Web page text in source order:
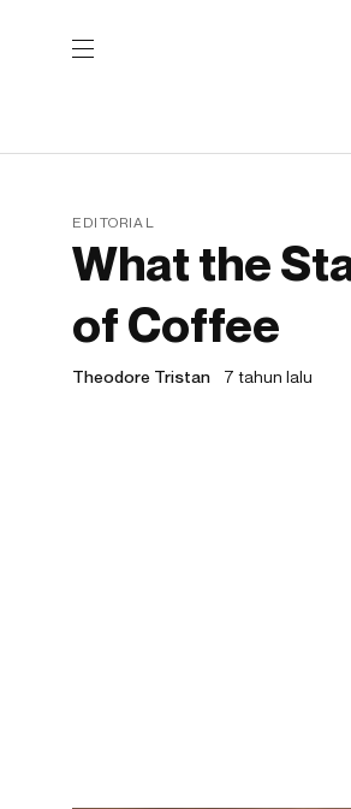
EDITORIAL
What the
of Coffee
Theodore Tristan 7 tahun lalu